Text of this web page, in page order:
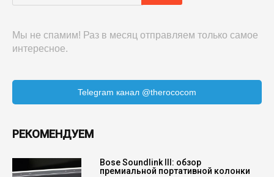
Мы не спамим! Раз в месяц отправляем только самое
интересное.
Telegram канал @therococom
РЕКОМЕНДУЕМ
Bose Soundlink III: обзор
премиальной портативной колонки